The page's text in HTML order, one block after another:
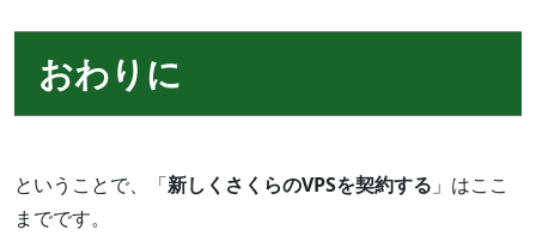
おわりに
ということで、「新しくさくらのVPSを契約する 」はここ
までです。